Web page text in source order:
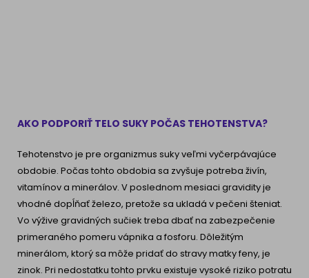
AKO PODPORIŤ TELO SUKY POČAS TEHOTENSTVA?
Tehotenstvo je pre organizmus suky veľmi vyčerpávajúce
obdobie. Počas tohto obdobia sa zvyšuje potreba živín,
vitamínov a minerálov. V poslednom mesiaci gravidity je
vhodné dopĺňať železo, pretože sa ukladá v pečeni šteniat.
Vo výžive gravidných sučiek treba dbať na zabezpečenie
primeraného pomeru vápnika a fosforu. Dôležitým
minerálom, ktorý sa môže pridať do stravy matky feny, je
zinok. Pri nedostatku tohto prvku existuje vysoké riziko potratu